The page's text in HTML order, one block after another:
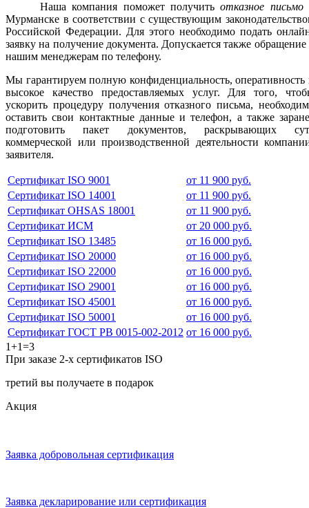
Наша компания поможет получитьотказное письмо
Мурманске в соответствии с существующим
Российской Федерации. Для этого необходимо подать
заявку на получение документа. Допускается также обращение
нашим менеджерам по телефону.
Мы гарантируем полную конфиденциальность, оперативность
высокое качество предоставляемых услуг. Для того,
ускорить процедуру получения отказного письма,
оставить свои контактные данные и телефон, а также
подготовить пакет документов, раскрывающих
коммерческой или производственной деятельности
заявителя.
Сертификат ISO 9001
от 11 900 руб.
Сертификат ISO 14001
от 11 900 руб.
Сертификат OHSAS 18001
от 11 900 руб.
Сертификат ИСМ
от 20 000 руб.
Сертификат ISO 13485
от 16 000 руб.
Сертификат ISO 20000
от 16 000 руб.
Сертификат ISO 22000
от 16 000 руб.
Сертификат ISO 29001
от 16 000 руб.
Сертификат ISO 45001
от 16 000 руб.
Сертификат ISO 50001
от 16 000 руб.
Сертификат ГОСТ РВ 0015-002-2012 от 16 000 руб.
1+1=3
При заказе 2-х сертификатов ISO
третий вы получаете в подарок
Акция
Заявка добровольная сертификация
Заявка декларирование или сертификация